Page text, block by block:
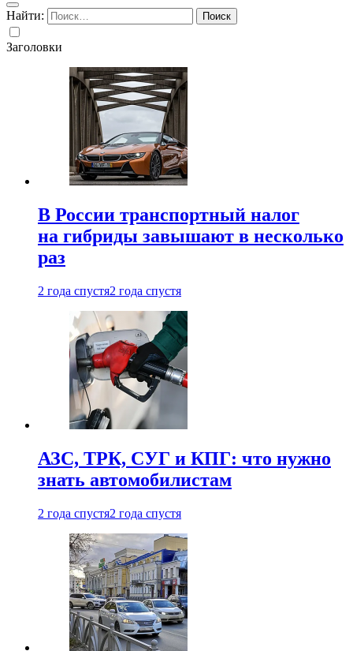
Найти:
Заголовки
В России транспортный налог
на гибриды завышают в несколько
раз
2 года спустя2 года спустя
АЗС, ТРК, СУГ и КПГ: что нужно
знать автомобилистам
2 года спустя2 года спустя